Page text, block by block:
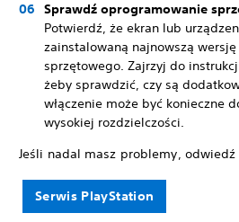
Sprawdź oprogramowanie
Potwierdź, że ekran lub
zainstalowaną najnowszą
sprzętowego. Zajrzyj do
żeby sprawdzić, czy są
włączenie może być konieczne
wysokiej rozdzielczości.
Jeśli nadal masz problemy, odwiedź
Serwis PlayStation